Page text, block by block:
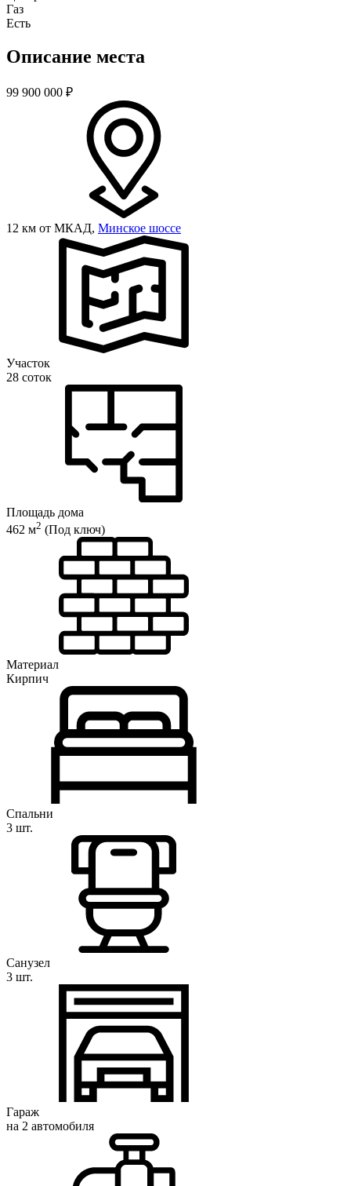
Газ
Есть
Описание места
99 900 000 ₽
12 км от МКАД, Минское шоссе
Участок
28 соток
Площадь дома
462 м2 (Под ключ)
Материал
Кирпич
Спальни
3 шт.
Санузел
3 шт.
Гараж
на 2 автомобиля